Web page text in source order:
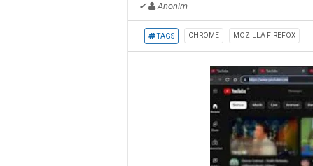
✔ Anonim
TAGS CHROME MOZILLA FIREFOX